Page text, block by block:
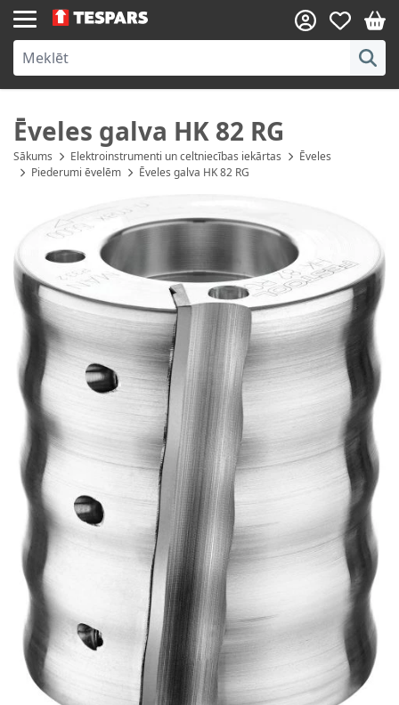
Skip to Content
Ēveles galva HK 82 RG
Sākums Elektroinstrumenti un celtniecības iekārtas
Ēveles
Piederumi ēvelēm
Ēveles galva HK 82 RG